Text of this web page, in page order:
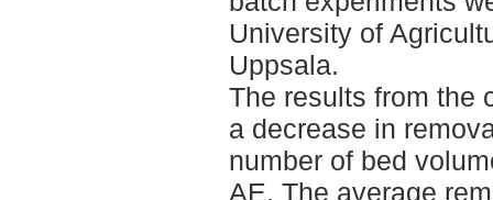
University of
Uppsala.
The results from the
a decrease in
number of bed
AE. The average